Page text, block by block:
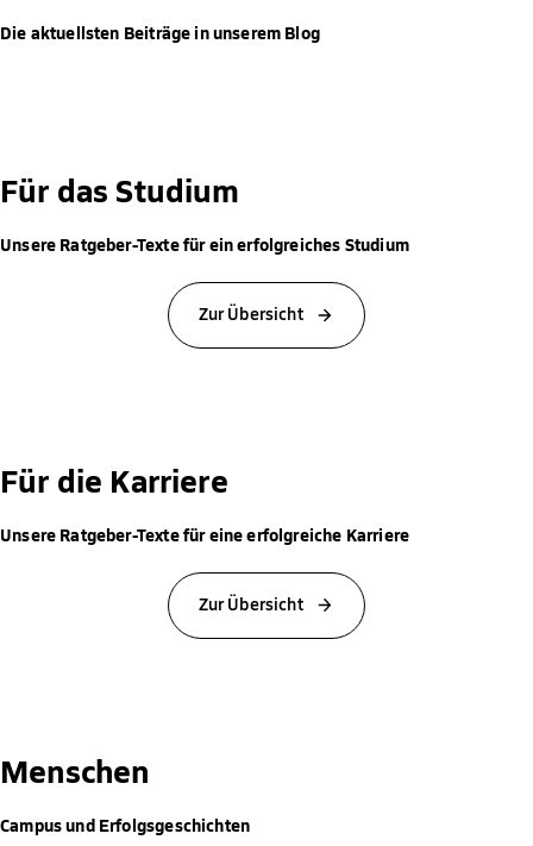
Die aktuellsten Beiträge in unserem Blog
Für das Studium
Unsere Ratgeber-Texte für ein erfolgreiches Studium
Zur Übersicht
Für die Karriere
Unsere Ratgeber-Texte für eine erfolgreiche Karriere
Zur Übersicht
Menschen
Campus und Erfolgsgeschichten